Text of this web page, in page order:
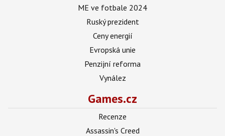
ME ve fotbale 2024
Ruský prezident
Ceny energií
Evropská unie
Penzijní reforma
Vynález
Games.cz
Recenze
Assassin's Creed